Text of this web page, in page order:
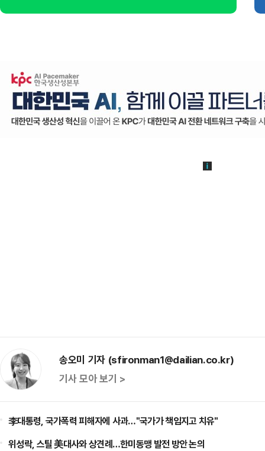
송오미 기자 (sfironman1@dailian.co.kr)
기사 모아 보기 >
李대통령, 국가폭력 피해자에 사과…"국가가 책임지고 치유"
위성락, 스틸 美대사와 상견례…한미동맹 발전 방안 논의